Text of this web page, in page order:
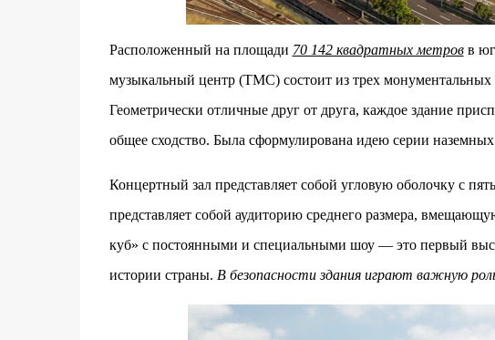
Расположенный на площади 70 142 квадратных метровв
музыкальный центр (TMC) состоит из трех монументальных
Геометрически отличные друг от друга, каждое здание
общее сходство. Была сформулирована идею серии
Концертный зал представляет собой угловую оболочку с
представляет собой аудиторию среднего размера,
куб» с постоянными и специальными шоу — это первый
истории страны. В безопасности здания играют важную